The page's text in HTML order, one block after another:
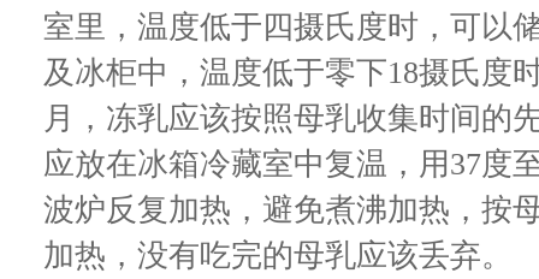
室里，温度低于四摄氏度时，可以
及冰柜中，温度低于零下18摄氏度
月，冻乳应该按照母乳收集时间的
应放在冰箱冷藏室中复温，用37度
波炉反复加热，避免煮沸加热，按
加热，没有吃完的母乳应该丢弃。